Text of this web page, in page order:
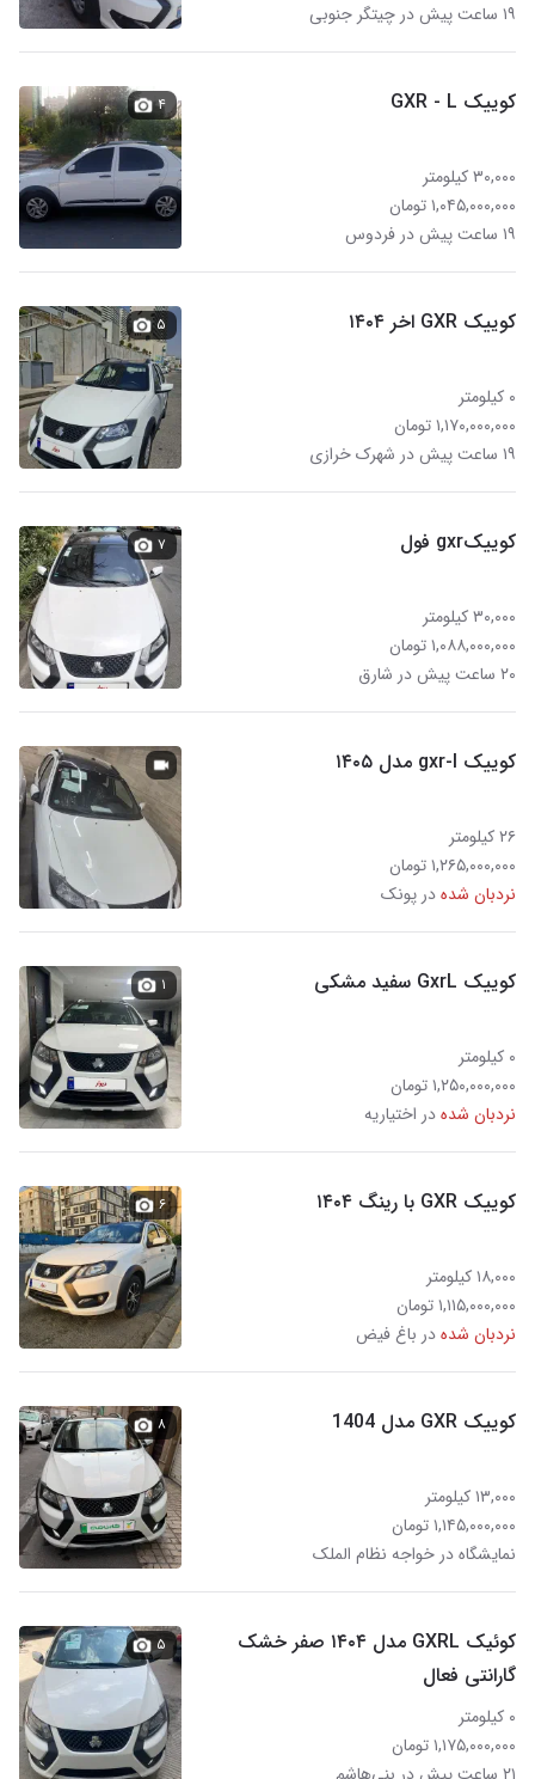
۱۹ ساعت پیش در چیتگر جنوبی
کوییک GXR - L
۳۰,۰۰۰ کیلومتر
۱,۰۴۵,۰۰۰,۰۰۰ تومان
۱۹ ساعت پیش در فردوس
۴
کوییک GXR اخر ۱۴۰۴
۰ کیلومتر
۱,۱۷۰,۰۰۰,۰۰۰ تومان
۱۹ ساعت پیش در شهرک خرازی
۵
کوییکgxr فول
۳۰,۰۰۰ کیلومتر
۱,۰۸۸,۰۰۰,۰۰۰ تومان
۲۰ ساعت پیش در شارق
۷
کوییک gxr-l مدل ۱۴۰۵
۲۶ کیلومتر
۱,۲۶۵,۰۰۰,۰۰۰ تومان
نردبان شدهدر پونک
کوییک GxrL سفید مشکی
۰ کیلومتر
۱,۲۵۰,۰۰۰,۰۰۰ تومان
نردبان شدهدر اختیاریه
۱
کوییک GXR با رینگ ۱۴۰۴
۱۸,۰۰۰ کیلومتر
۱,۱۱۵,۰۰۰,۰۰۰ تومان
نردبان شدهدر باغ فیض
۶
کوییک GXR مدل 1404
۱۳,۰۰۰ کیلومتر
۱,۱۴۵,۰۰۰,۰۰۰ تومان
نمایشگاه در خواجه نظام الملک
۸
کوئیک GXRL مدل ۱۴۰۴ صفر خشک
گارانتی فعال
۰ کیلومتر
۱,۱۷۵,۰۰۰,۰۰۰ تومان
۵